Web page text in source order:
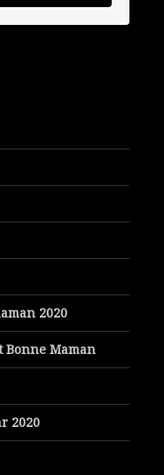
2020
Bonne Maman
2020